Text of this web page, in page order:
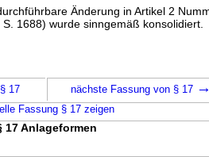
Änderung in Artikel 2
1688) wurde sinngemäß konsolidiert.
17 nächste Fassung von § 17
Fassung § 17 zeigen
17 Anlageformen